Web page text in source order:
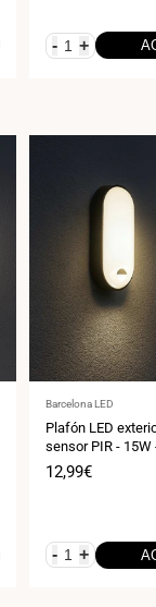
- +
Proveedor:
Barcelona LED
Plafón LED
sensor PIR - 15W
Precio
12,99€
- +